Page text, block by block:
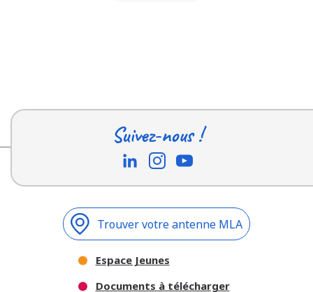
Suivez-nous !
Trouver votre antenne MLA
Espace Jeunes
Documents à télécharger